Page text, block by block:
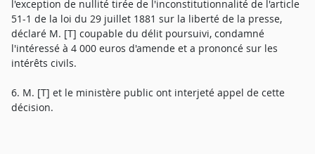
l'exception de nullité tirée de l'inconstitutionnalité de l'article
51-1 de la loi du 29 juillet 1881 sur la liberté de la presse,
déclaré M. [T] coupable du délit poursuivi, condamné
l'intéressé à 4 000 euros d'amende et a prononcé sur les
intérêts civils.
6. M. [T] et le ministère public ont interjeté appel de cette
décision.